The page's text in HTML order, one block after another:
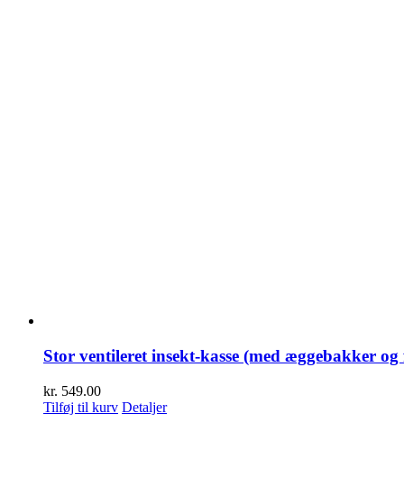
Stor ventileret insekt-kasse (med æggebakker og
kr. 549.00
Tilføj til kurv Detaljer